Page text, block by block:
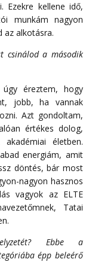
Ezekre kellene idő,
munkám nagyon
az alkotásra.
csinálod a második
éreztem, hogy
jobb, ha vannak
Azt gondoltam,
értékes dolog,
életben.
energiám, amit
döntés, bár most
nagyon hasznos
vagyok az ELTE
Tatai
Ebbe a
épp beleérő